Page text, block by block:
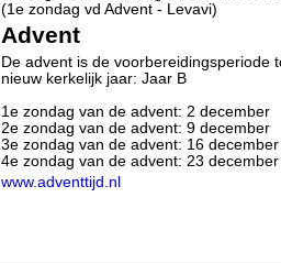
(1e zondag vd Advent - Levavi)
Advent
De advent is de voorbereidingsperiode
nieuw kerkelijk jaar: Jaar B
1e zondag van de advent: 2 december
2e zondag van de advent: 9 december
3e zondag van de advent: 16 december
4e zondag van de advent: 23 december
www.adventtijd.nl